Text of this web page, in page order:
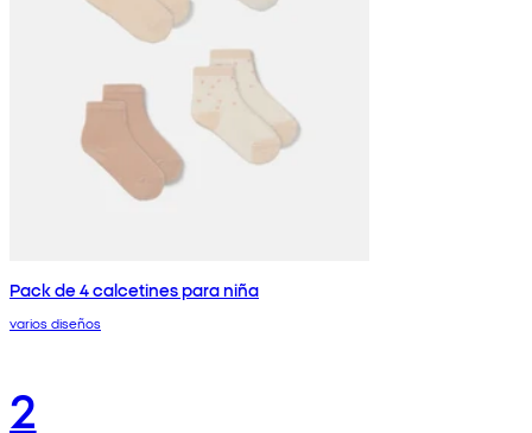
Pack de 4 calcetines para niña
varios diseños
2